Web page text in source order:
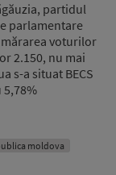
partidul
parlamentare
voturilor
2.150, nu mai
s-a situat BECS
5,78%
moldova